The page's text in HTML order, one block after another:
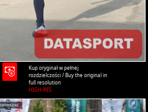
Kup oryginał w pełnej
rozdzielczości / Buy the original in
full resolution
HIGH-RES